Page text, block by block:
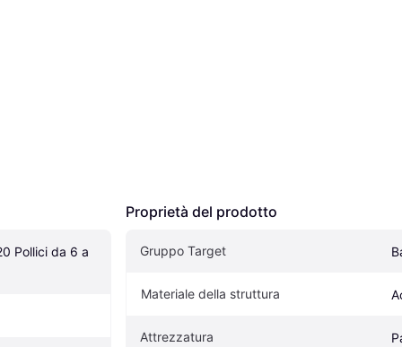
Pollici da 6 a
Proprietà del prodotto
Gruppo Target
Materiale della struttura
Attrezzatura